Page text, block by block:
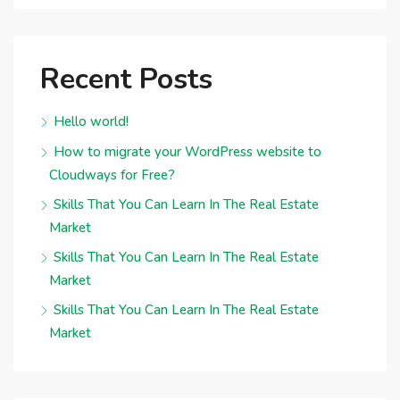
Recent Posts
Hello world!
How to migrate your WordPress website to
Cloudways for Free?
Skills That You Can Learn In The Real Estate
Market
Skills That You Can Learn In The Real Estate
Market
Skills That You Can Learn In The Real Estate
Market